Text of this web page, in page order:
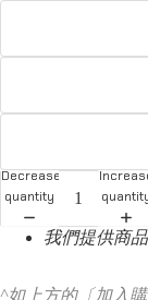
Decrease
quantity
我們提供商
^如上方的〔加入